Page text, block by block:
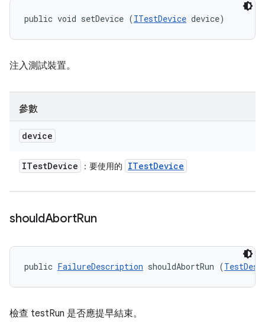
public void setDevice (ITestDevice device)
注入測試裝置。
參數
device
ITestDevice ：要使用的 ITestDevice
shouldAbortRun
public FailureDescription shouldAbortRun (
檢查 testRun 是否應提早結束。